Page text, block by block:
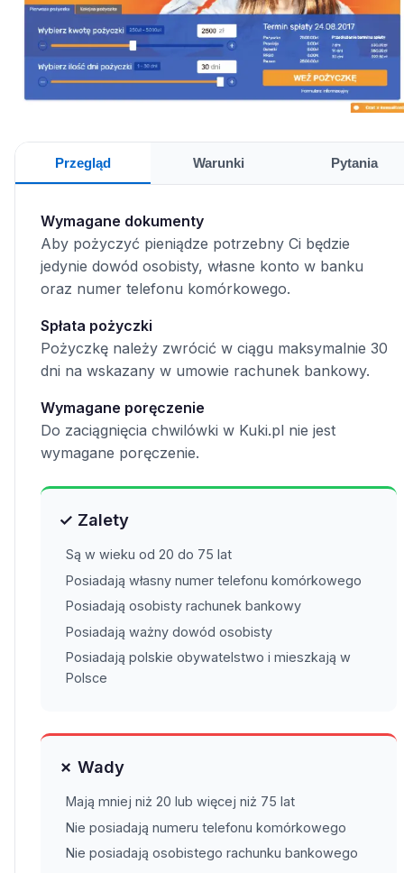
Przegląd Warunki Pytania
Wymagane dokumenty
Aby pożyczyć pieniądze potrzebny Ci będzie
jedynie dowód osobisty, własne konto w banku
oraz numer telefonu komórkowego.
Spłata pożyczki
Pożyczkę należy zwrócić w ciągu maksymalnie 30
dni na wskazany w umowie rachunek bankowy.
Wymagane poręczenie
Do zaciągnięcia chwilówki w Kuki.pl nie jest
wymagane poręczenie.
✓ Zalety
Są w wieku od 20 do 75 lat
Posiadają własny numer telefonu komórkowego
Posiadają osobisty rachunek bankowy
Posiadają ważny dowód osobisty
Posiadają polskie obywatelstwo i mieszkają w
Polsce
✗ Wady
Mają mniej niż 20 lub więcej niż 75 lat
Nie posiadają numeru telefonu komórkowego
Nie posiadają osobistego rachunku bankowego